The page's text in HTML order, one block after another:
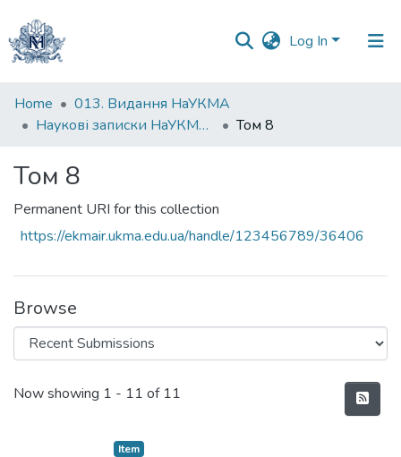
Log In
Communities
&
All of DSpace
Statistics
Home
013. Видання НаУКМА
Наукові записки НаУКМА. Біологія та екологія
Том 8
Том 8
Permanent URI for this collection
https://ekmair.ukma.edu.ua/handle/123456789/36406
Browse
Recent Submissions
Now showing 1 - 11 of 11
Item